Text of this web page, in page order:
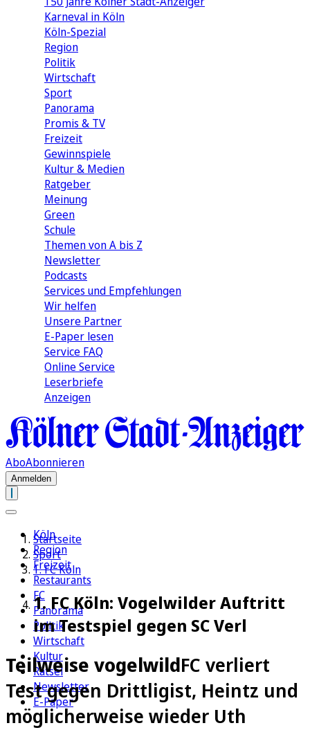
Karneval in Köln
Köln-Spezial
Region
Politik
Wirtschaft
Sport
Panorama
Promis & TV
Freizeit
Gewinnspiele
Kultur & Medien
Ratgeber
Meinung
Green
Schule
Themen von A bis Z
Newsletter
Podcasts
Services und Empfehlungen
Wir helfen
Unsere Partner
E-Paper lesen
Service FAQ
Online Service
Leserbriefe
Anzeigen
AboAbonnieren
Anmelden
Köln
Region
Freizeit
Restaurants
FC
Panorama
Politik
Wirtschaft
Kultur
Rätsel
Newsletter
E-Paper
Startseite
Sport
1. FC Köln
1. FC Köln: Vogelwilder Auftritt
im Testspiel gegen SC Verl
Teilweise vogelwildFC verliert
Test gegen Drittligist, Heintz und
möglicherweise wieder Uth